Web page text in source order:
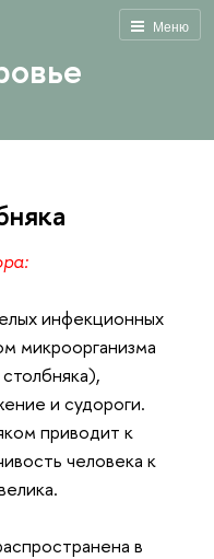
Меню
инфекционных
микроорганизма
и судороги.
приводит к
человека к
в